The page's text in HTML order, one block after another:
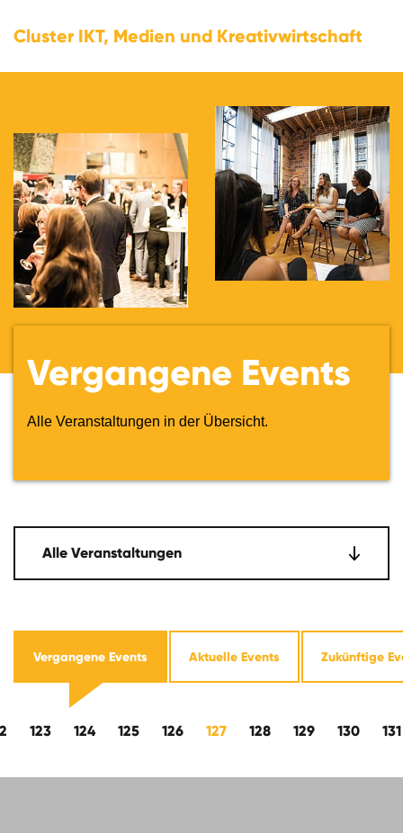
Cluster IKT, Medien und Kreativwirtschaft
Vergangene Events
Alle Veranstaltungen in der Übersicht.
Vergangene Events Aktuelle Events Zukünftige
Alle Veranstaltungen
123 124 125 126 127 128 129 130 131